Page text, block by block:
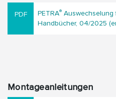
PETRA® Auswechselung
Handbücher, 04/2025
Montageanleitungen